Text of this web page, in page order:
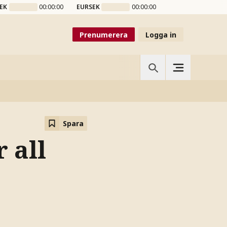
00:00:00 EURSEK 00:00:00
Prenumerera Logga in
Spara
all